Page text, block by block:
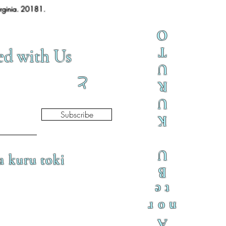
20181.
with Us
と
Subscribe
kuru toki
nor
te
B
U
K
U
R
U
T
O